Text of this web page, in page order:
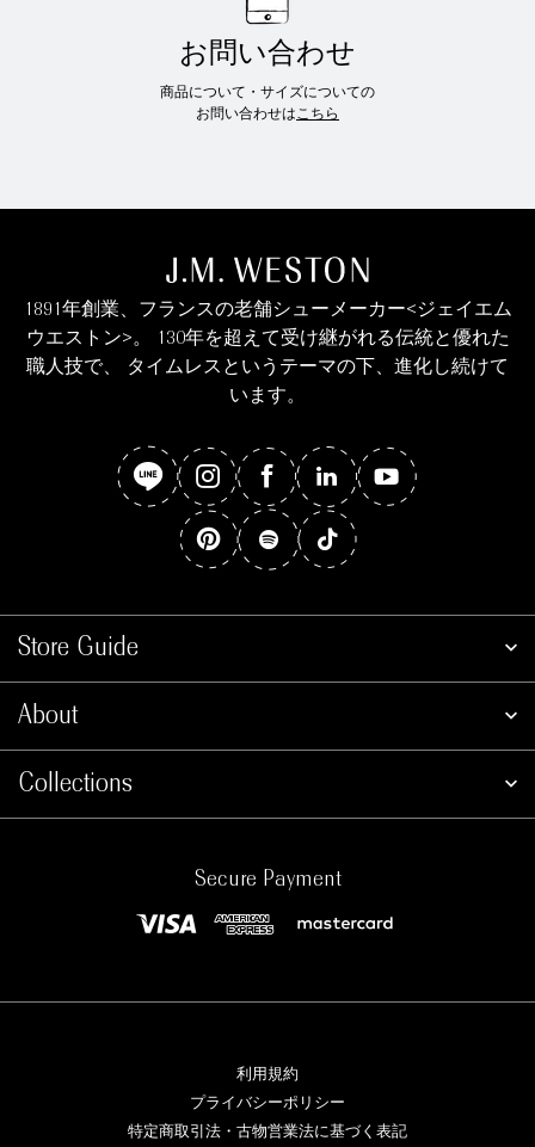
お問い合わせ
商品について・サイズについての
お問い合わせはこちら
Store Guide
About
Collections
1891年創業、フランスの老舗シューメーカー<ジェイエム
ウエストン>。 130年を超えて受け継がれる伝統と優れた
職人技で、 タイムレスというテーマの下、進化し続けて
います。
Secure Payment
利用規約
プライバシーポリシー
特定商取引法・古物営業法に基づく表記